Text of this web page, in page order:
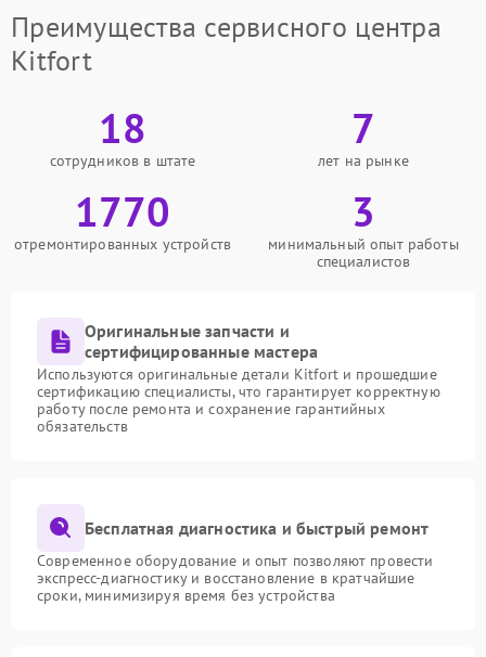
Преимущества сервисного центра
Kitfort
18
сотрудников в штате
7
лет на рынке
1770
отремонтированных устройств
3
минимальный опыт работы
специалистов
Оригинальные запчасти и
сертифицированные мастера
Используются оригинальные детали Kitfort и прошедшие
сертификацию специалисты, что гарантирует корректную
работу после ремонта и сохранение гарантийных
обязательств
Бесплатная диагностика и быстрый ремонт
Современное оборудование и опыт позволяют провести
экспресс-диагностику и восстановление в кратчайшие
сроки, минимизируя время без устройства